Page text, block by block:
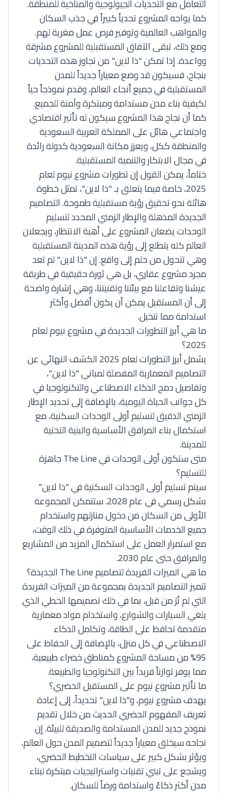
التعامل مع التحديات الجيولوجية والمناخية للمنطقة.
كما يواجه المشروع تحدياً كبيراً في جذب السكان
والمواهب العالمية وتوفير فرص عمل مغرية لهم.
ومع ذلك، تبقى الآفاق المستقبلية للمشروع مشرقة
وواعدة. إذا تمكن "ذا لاين" من تجاوز هذه التحديات
بنجاح، فسيكون قد وضع معياراً جديداً للمدن
المستقبلية في جميع أنحاء العالم، وقدم نموذجاً حياً
لكيفية بناء مدن مستدامة ومبتكرة وآمنة للجميع.
كما أن نجاح هذا المشروع سيكون له تأثير اقتصادي
واجتماعي هائل على المملكة العربية السعودية
والمنطقة ككل، ويعزز مكانة السعودية كدولة رائدة
في مجال الابتكار والتنمية المستقبلية.
ختاماً، يمكن القول إن تطورات مشروع نيوم لعام
2025، خاصة فيما يتعلق بـ "ذا لاين"، تمثل خطوة
هائلة نحو تحقيق رؤية مستقبلية طموحة. التصاميم
الجديدة المذهلة والإطار الزمني المحدد لتسليم
الوحدات يضعان المشروع على أهبة الانتظار، ويجعلان
العالم كله يتطلع إلى رؤية هذه المدينة المستقبلية
وهي تتحول من حلم إلى واقع. إن "ذا لاين" لم تعد
مجرد مشروع عقاري، بل هي ثورة حقيقية في طريقة
عيشنا وتفاعلنا مع بيئتنا وتقنيتنا، وهي إشارة واضحة
إلى أن المستقبل يمكن أن يكون أفضل وأكثر
استدامة مما نتخيل.
ما هي أبرز التطورات الجديدة في مشروع نيوم لعام
2025؟
يشمل أبرز التطورات لعام 2025 الكشف النهائي عن
التصاميم المعمارية المفصلة لمباني "ذا لاين"،
وتفاصيل دمج الذكاء الاصطناعي والتكنولوجيا في
كل جوانب الحياة اليومية، بالإضافة إلى تحديد الإطار
الزمني الدقيق لتسليم أولى الوحدات السكنية، مع
استكمال بناء المرافق الأساسية والبنية التحتية
للمدينة.
متى ستكون أولى الوحدات في The Line جاهزة
للتسليم؟
سيتم تسليم أولى الوحدات السكنية في "ذا لاين"
بشكل رسمي في عام 2028. ستتمكن المجموعة
الأولى من السكان من دخول منازلهم واستخدام
جميع الخدمات الأساسية المتوفرة في ذلك الوقت،
مع استمرار العمل على استكمال المزيد من المشاريع
والمرافق حتى عام 2030.
ما هي الميزات الفريدة لتصاميم The Line الجديدة؟
تتميز التصاميم الجديدة بمجموعة من الميزات الفريدة
التي لم تُرَ من قبل، بما في ذلك تصميمها الخطي الذي
يلغي السيارات والشوارع، واستخدام مواد معمارية
متقدمة تحافظ على الطاقة، وتكامل الذكاء
الاصطناعي في كل منزل، بالإضافة إلى الحفاظ على
95% من مساحة المشروع كمناطق خضراء طبيعية،
مما يوفر توازناً فريداً بين التكنولوجيا والطبيعة.
ما تأثير مشروع نيوم على المستقبل الحضري؟
يهدف مشروع نيوم، و"ذا لاين" تحديداً، إلى إعادة
تعريف المفهوم الحضري الحديث من خلال تقديم
نموذج جديد للمدن المستدامة والصديقة للبيئة. إن
نجاحه سيخلق معياراً جديداً لتصميم المدن حول العالم،
ويؤثر بشكل كبير على سياسات التخطيط الحضري،
ويشجع على تبني تقنيات واستراتيجيات مبتكرة لبناء
مدن أكثر ذكاءً واستدامة ورضاً للسكان.